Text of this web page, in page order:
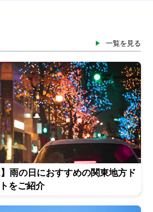
一覧を見る
】雨の日におすすめの関東地方ド
をご紹介